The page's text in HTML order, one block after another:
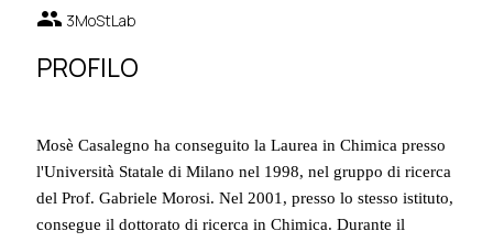
group 3MoStLab
PROFILO
Mosè Casalegno ha conseguito la Laurea in Chimica presso
l'Università Statale di Milano nel 1998, nel gruppo di ricerca
del Prof. Gabriele Morosi. Nel 2001, presso lo stesso istituto,
consegue il dottorato di ricerca in Chimica. Durante il